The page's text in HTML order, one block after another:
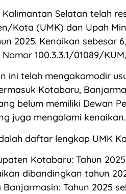
Kalimantan Selatan telah
Kota (UMK) dan Upah
2025. Kenaikan sebesar
100.3.3.1/01089/
ini telah mengakomodir
Kotabaru,
belum memiliki Dewan
juga mengalami kenaikan.
daftar lengkap UMK
Kotabaru: Tahun
dibandingkan tahun
Banjarmasin: Tahun 2025